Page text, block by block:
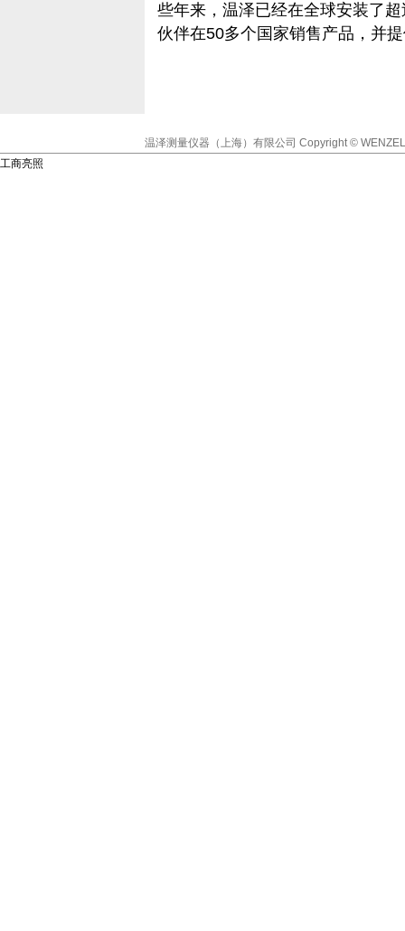
些年来，温泽已经在全球安装了
伙伴在50多个国家销售产品，并
温泽测量仪器（上海）有限公司 Copyright ©
工商亮照